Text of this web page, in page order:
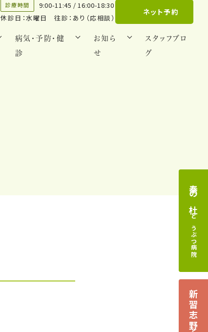
診療時間
9:00-11:45 / 16:00-18:30
休診日：水曜日 往診：あり（応相談）
ネット予約
病気・予防・健
診
お知ら
せ
スタッフブロ
グ
奏の杜
どうぶつ病院
新習志野